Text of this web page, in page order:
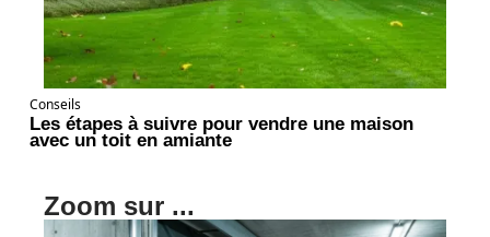
Conseils
Les étapes à suivre pour vendre une maison
avec un toit en amiante
Zoom sur ...